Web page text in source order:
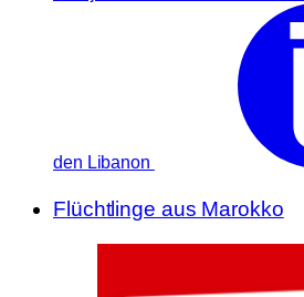
den Libanon
Flüchtlinge aus Marokko